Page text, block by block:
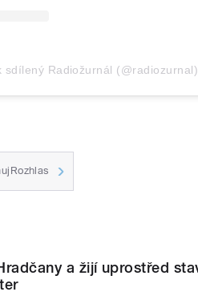
sdílený Radiožurnál (@radiozurnal)
a žijí uprostřed